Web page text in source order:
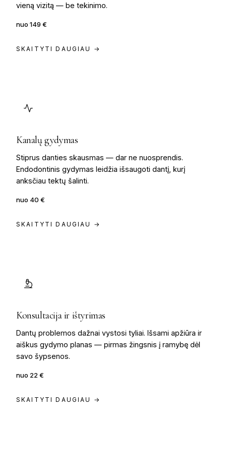
vieną vizitą — be tekinimo.
nuo 149 €
SKAITYTI DAUGIAU →
Kanalų gydymas
Stiprus danties skausmas — dar ne nuosprendis.
Endodontinis gydymas leidžia išsaugoti dantį, kurį
anksčiau tektų šalinti.
nuo 40 €
SKAITYTI DAUGIAU →
Konsultacija ir ištyrimas
Dantų problemos dažnai vystosi tyliai. Išsami apžiūra ir
aiškus gydymo planas — pirmas žingsnis į ramybę dėl
savo šypsenos.
nuo 22 €
SKAITYTI DAUGIAU →